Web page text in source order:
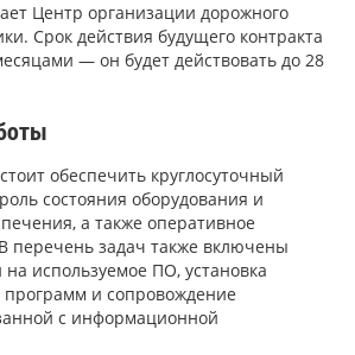
Центр организации дорожного
Срок действия будущего контракта
— он будет действовать до 28
обеспечить круглосуточный
состояния оборудования и
а также оперативное
перечень задач также включены
используемое ПО, установка
программ и сопровождение
с информационной